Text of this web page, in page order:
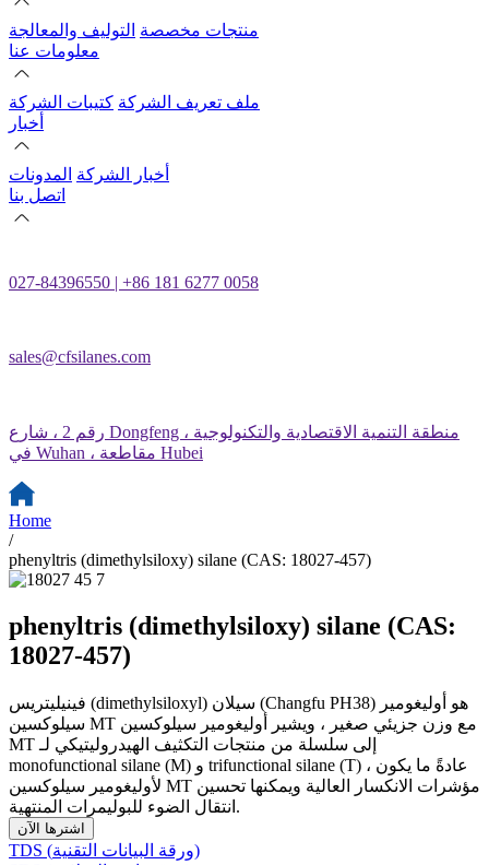
منتجات مخصصة التوليف والمعالجة
معلومات عنا
ملف تعريف الشركة كتيبات الشركة
أخبار
أخبار الشركة المدونات
اتصل بنا
027-84396550 | +86 181 6277 0058
sales@cfsilanes.com
رقم 2 ، شارع Dongfeng ، منطقة التنمية الاقتصادية والتكنولوجية
في Wuhan ، مقاطعة Hubei
Home
/
phenyltris (dimethylsiloxy) silane (CAS: 18027-457)
phenyltris (dimethylsiloxy) silane (CAS:
18027-457)
فينيليتريس (dimethylsiloxyl) سيلان (Changfu PH38) هو أوليغومير
سيلوكسين MT مع وزن جزيئي صغير ، ويشير أوليغومير سيلوكسين
MT إلى سلسلة من منتجات التكثيف الهيدروليتيكي لـ
monofunctional silane (M) و trifunctional silane (T) ، عادةً ما يكون
لأوليغومير سيلوكسين MT مؤشرات الانكسار العالية ويمكنها تحسين
انتقال الضوء للبوليمرات المنتهية.
اشترها الآن
TDS (ورقة البيانات التقنية)